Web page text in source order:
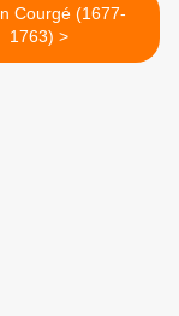
Courgé (1677-
1763) >